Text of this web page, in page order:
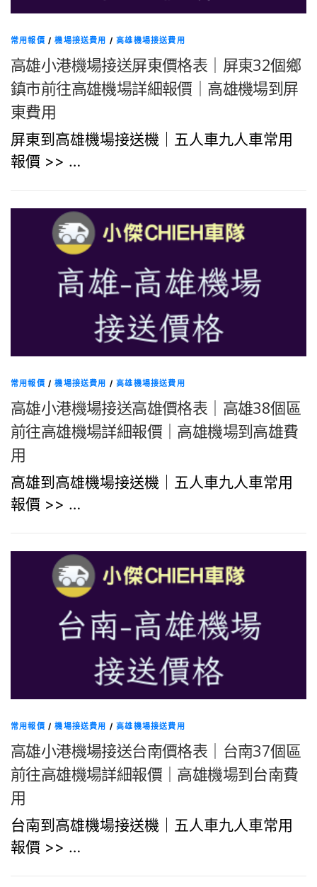
常用報價 /機場接送費用 /高雄機場接送費用
高雄小港機場接送屏東價格表｜屏東32個鄉
鎮市前往高雄機場詳細報價｜高雄機場到屏
東費用
屏東到高雄機場接送機｜五人車九人車常用
報價 >> …
常用報價 /機場接送費用 /高雄機場接送費用
高雄小港機場接送高雄價格表｜高雄38個區
前往高雄機場詳細報價｜高雄機場到高雄費
用
高雄到高雄機場接送機｜五人車九人車常用
報價 >> …
常用報價 /機場接送費用 /高雄機場接送費用
高雄小港機場接送台南價格表｜台南37個區
前往高雄機場詳細報價｜高雄機場到台南費
用
台南到高雄機場接送機｜五人車九人車常用
報價 >> …